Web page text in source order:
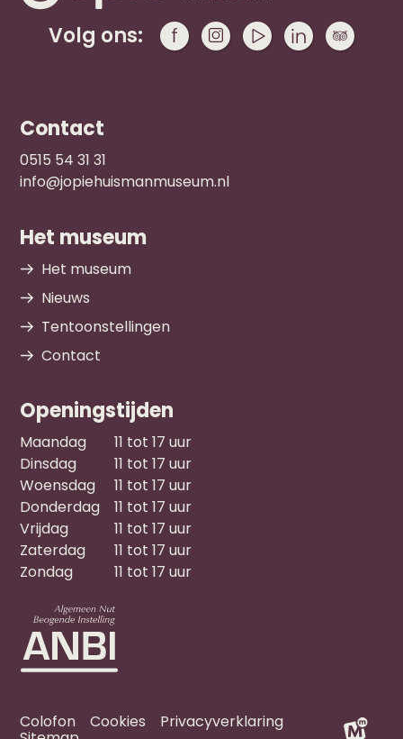
Volg ons:
Contact
0515 54 31 31
info@jopiehuismanmuseum.nl
Het museum
Het museum
Nieuws
Tentoonstellingen
Contact
Openingstijden
Maandag
11 tot 17 uur
Dinsdag
11 tot 17 uur
Woensdag
11 tot 17 uur
Donderdag
11 tot 17 uur
Vrijdag
11 tot 17 uur
Zaterdag
11 tot 17 uur
Zondag
11 tot 17 uur
Colofon Cookies Privacyverklaring